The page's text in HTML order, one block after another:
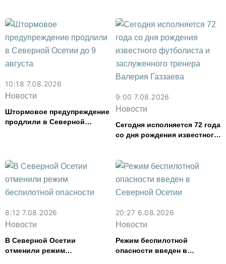
10:18 7.08.2026
Новости
Штормовое предупреждение
продлили в Северной
9:00 7.08.2026
Новости
Сегодня исполняется 72 года
со дня рождения известного
8:12 7.08.2026
Новости
В Северной Осетии
отменили режим
20:27 6.08.2026
Новости
Режим беспилотной
опасности введен в